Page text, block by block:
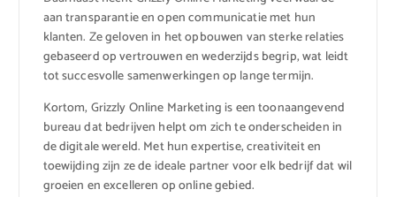
aan transparantie en open communicatie met hun
klanten. Ze geloven in het opbouwen van sterke relaties
gebaseerd op vertrouwen en wederzijds begrip, wat leidt
tot succesvolle samenwerkingen op lange termijn.
Kortom, Grizzly Online Marketing is een toonaangevend
bureau dat bedrijven helpt om zich te onderscheiden in
de digitale wereld. Met hun expertise, creativiteit en
toewijding zijn ze de ideale partner voor elk bedrijf dat wil
groeien en excelleren op online gebied.